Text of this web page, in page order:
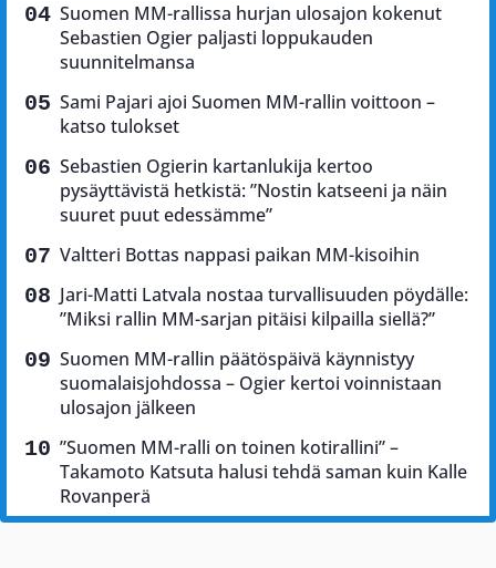
Suomen MM-rallissa hurjan ulosajon kokenut
Sebastien Ogier paljasti loppukauden
suunnitelmansa
Sami Pajari ajoi Suomen MM-rallin voittoon –
katso tulokset
Sebastien Ogierin kartanlukija kertoo
pysäyttävistä hetkistä: ”Nostin katseeni ja näin
suuret puut edessämme”
Valtteri Bottas nappasi paikan MM-kisoihin
Jari-Matti Latvala nostaa turvallisuuden pöydälle:
”Miksi rallin MM-sarjan pitäisi kilpailla siellä?”
Suomen MM-rallin päätöspäivä käynnistyy
suomalaisjohdossa – Ogier kertoi voinnistaan
ulosajon jälkeen
”Suomen MM-ralli on toinen kotirallini” –
Takamoto Katsuta halusi tehdä saman kuin Kalle
Rovanperä